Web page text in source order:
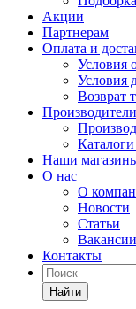
Акции
Партнерам
Оплата и
Условия
Условия
Возврат
Производители
Наши
О нас
О
Новости
Статьи
Вакансии
Контакты
Найти